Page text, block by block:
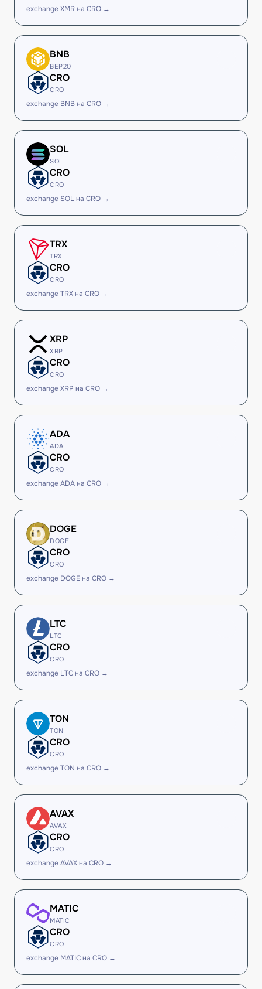
exchange XMR на CRO →
BNB
BEP20
CRO
CRO
exchange BNB на CRO →
SOL
SOL
CRO
CRO
exchange SOL на CRO →
TRX
TRX
CRO
CRO
exchange TRX на CRO →
XRP
XRP
CRO
CRO
exchange XRP на CRO →
ADA
ADA
CRO
CRO
exchange ADA на CRO →
DOGE
DOGE
CRO
CRO
exchange DOGE на CRO →
LTC
LTC
CRO
CRO
exchange LTC на CRO →
TON
TON
CRO
CRO
exchange TON на CRO →
AVAX
AVAX
CRO
CRO
exchange AVAX на CRO →
MATIC
MATIC
CRO
CRO
exchange MATIC на CRO →